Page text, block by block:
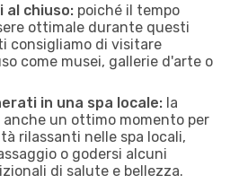
chiuso: poiché il tempo
ottimale durante questi
consigliamo di visitare
come musei, gallerie d'arte o
in una spa locale: la
anche un ottimo momento per
rilassanti nelle spa locali,
o godersi alcuni
di salute e bellezza.